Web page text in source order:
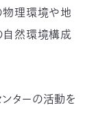
物理環境や地
自然環境構成
ターの活動を